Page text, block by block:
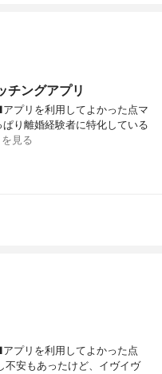
チングアプリ
プリを利用してよかった点マ
り離婚経験者に特化している
見る
プリを利用してよかった点
不安もあったけど、イヴイヴ